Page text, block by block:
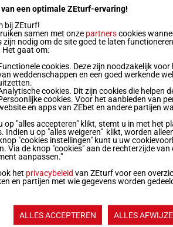
(24) 4p 2p 4p 7p 6p 4p 12p 11p (23) 18p
10p
6
7p 6p 4p 5p (24) 2p 12p 9p 5p 7p 6p 2p
2p
8p 9p 7p 6p (24) 7p 5p 5p 5p 8p 1p 4p 2p 5
3p 7p (24) 5p 4p 9p 3p 6p 5p 5p 4p 4p 3p 9
8p 10p 4p 9p 7p (24) 3p 6p 4p 7p 7p 10p
5p
11p 4p 6p 4p 6p 4p 9p 9p (23) 8p 5p 4p
8p
een optimale ZEturf-ervaring!
bij ZEturf!
samen met onze partnerscookies
zijn nodig om de site goed te laten
Het gaat om:
cookies. Deze zijn noodzakelijk
weddenschappen en een goed werkende
cookies. Dit zijn cookies die helpen
cookies. Voor het aanbieden van
en apps van ZEbet en andere partijen
op "alles accepteren" klikt, stemt u in met het
Indien u op "alles weigeren" klikt, worden
"cookies instellingen" kunt u uw
Via de knop "cookies" aan de rechterzijde
aanpassen."
het privacybeleid van ZEturf voor een
en partijen met wie gegevens worden
ALLES ACCEPTEREN ALLES